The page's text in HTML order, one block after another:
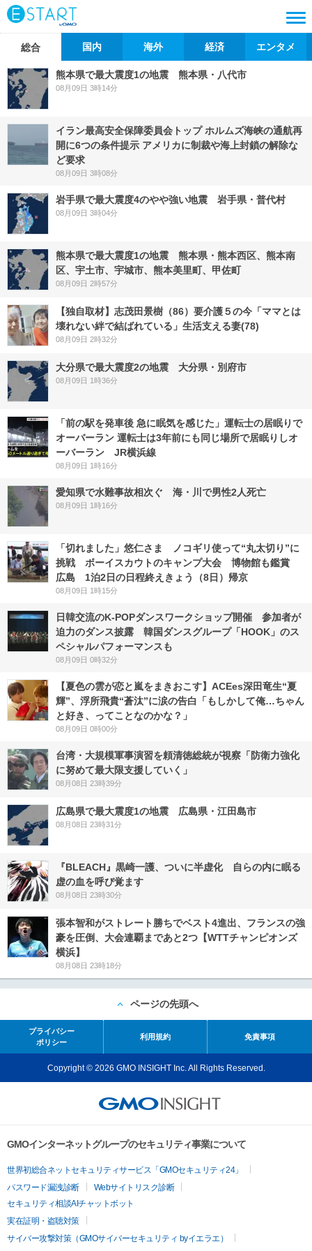
総合 国内 海外 経済 エンタメ
熊本県で最大震度1の地震 熊本県・八代市
08月09日 3時14分
イラン最高安全保障委員会トップ ホルムズ海峡の通航再
開に6つの条件提示 アメリカに制裁や海上封鎖の解除な
ど要求
08月09日 3時08分
岩手県で最大震度4のやや強い地震 岩手県・普代村
08月09日 3時04分
熊本県で最大震度1の地震 熊本県・熊本西区、熊本南
区、宇土市、宇城市、熊本美里町、甲佐町
08月09日 2時57分
【独自取材】志茂田景樹（86）要介護５の今「ママとは
壊れない絆で結ばれている」生活支える妻(78)
08月09日 2時32分
大分県で最大震度2の地震 大分県・別府市
08月09日 1時36分
「前の駅を発車後 急に眠気を感じた」運転士の居眠りで
オーバーラン 運転士は3年前にも同じ場所で居眠りしオ
ーバーラン JR横浜線
08月09日 1時16分
愛知県で水難事故相次ぐ 海・川で男性2人死亡
08月09日 1時16分
「切れました」悠仁さま ノコギリ使って“丸太切り”に
挑戦 ボーイスカウトのキャンプ大会 博物館も鑑賞
広島 1泊2日の日程終えきょう（8日）帰京
08月09日 1時15分
日韓交流のK-POPダンスワークショップ開催 参加者が
迫力のダンス披露 韓国ダンスグループ「HOOK」のス
ペシャルパフォーマンスも
08月09日 0時32分
【夏色の雲が恋と嵐をまきおこす】ACEes深田竜生“夏
輝”、浮所飛貴“蒼汰”に涙の告白「もしかして俺…ちゃん
と好き、ってことなのかな？」
08月09日 0時00分
台湾・大規模軍事演習を頼清徳総統が視察「防衛力強化
に努めて最大限支援していく」
08月08日 23時39分
広島県で最大震度1の地震 広島県・江田島市
08月08日 23時31分
『BLEACH』黒崎一護、ついに半虚化 自らの内に眠る
虚の血を呼び覚ます
08月08日 23時30分
張本智和がストレート勝ちでベスト4進出、フランスの強
豪を圧倒、大会連覇まであと2つ【WTTチャンピオンズ
横浜】
08月08日 23時18分
ページの先頭へ
プライバシー
ポリシー
利用規約 免責事項
Copyright © 2026 GMO INSIGHT Inc. All Rights Reserved.
GMOインターネットグループのセキュリティ事業について
世界初総合ネットセキュリティサービス「GMOセキュリティ24」
パスワード漏洩診断
Webサイトリスク診断
セキュリティ相談AIチャットボット
実在証明・盗聴対策
サイバー攻撃対策（GMOサイバーセキュリティ byイエラエ）